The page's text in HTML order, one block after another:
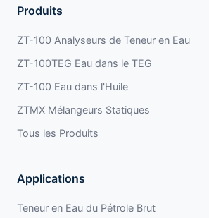
Produits
ZT-100 Analyseurs de Teneur en Eau
ZT-100TEG Eau dans le TEG
ZT-100 Eau dans l'Huile
ZTMX Mélangeurs Statiques
Tous les Produits
Applications
Teneur en Eau du Pétrole Brut